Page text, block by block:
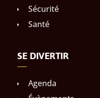
Sécurité
Santé
SE DIVERTIR
Agenda